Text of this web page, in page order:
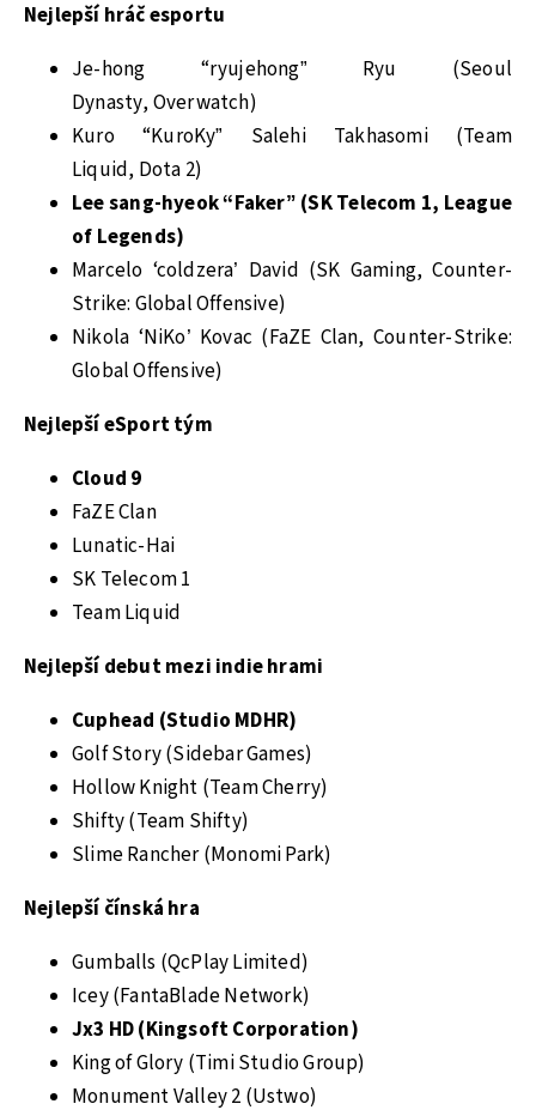
Nejlepší hráč esportu
Je-hong “ryujehong” Ryu (Seoul
Dynasty, Overwatch)
Kuro “KuroKy” Salehi Takhasomi (Team
Liquid, Dota 2)
Lee sang-hyeok “Faker” (SK Telecom 1, League
of Legends)
Marcelo ‘coldzera’ David (SK Gaming, Counter-
Strike: Global Offensive)
Nikola ‘NiKo’ Kovac (FaZE Clan, Counter-Strike:
Global Offensive)
Nejlepší eSport tým
Cloud 9
FaZE Clan
Lunatic-Hai
SK Telecom 1
Team Liquid
Nejlepší debut mezi indie hrami
Cuphead (Studio MDHR)
Golf Story (Sidebar Games)
Hollow Knight (Team Cherry)
Shifty (Team Shifty)
Slime Rancher (Monomi Park)
Nejlepší čínská hra
Gumballs (QcPlay Limited)
Icey (FantaBlade Network)
Jx3 HD (Kingsoft Corporation)
King of Glory (Timi Studio Group)
Monument Valley 2 (Ustwo)